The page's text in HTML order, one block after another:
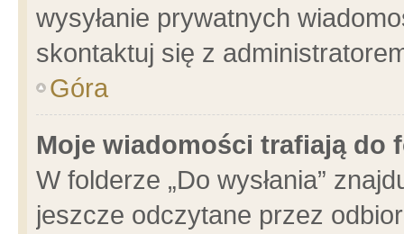
wysyłanie prywatnych
skontaktuj się z
Góra
Moje wiadomości trafiają do
W folderze „Do wysłania”
jeszcze odczytane przez